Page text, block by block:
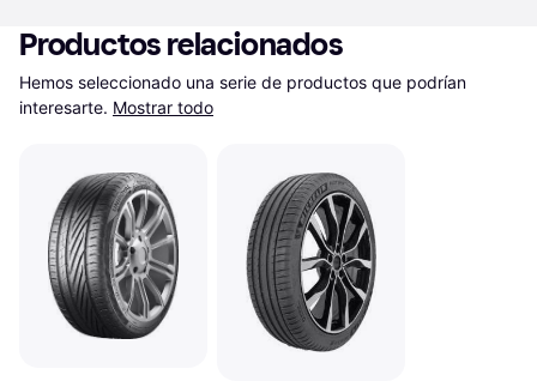
Productos relacionados
Hemos seleccionado una serie de productos que podrían
interesarte. Mostrar todo